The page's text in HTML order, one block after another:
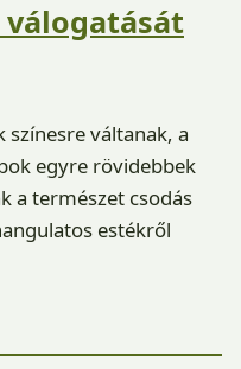
színesre váltanak, a
egyre rövidebbek
a természet csodás
estékről